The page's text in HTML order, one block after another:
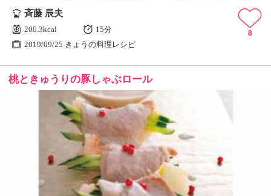
斉藤 辰夫
200.3kcal
15分
2019/09/25 きょうの料理レシピ
8
桃ときゅうりの豚しゃぶロール